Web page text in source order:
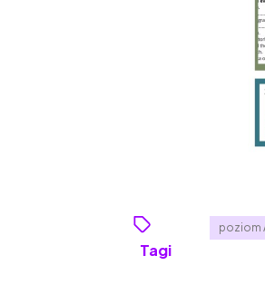
Tagi
poziom